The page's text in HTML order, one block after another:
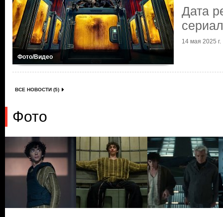
Фото/Видео
Дата
14 мая 2025 г.
ВСЕ НОВОСТИ (5)
Фото